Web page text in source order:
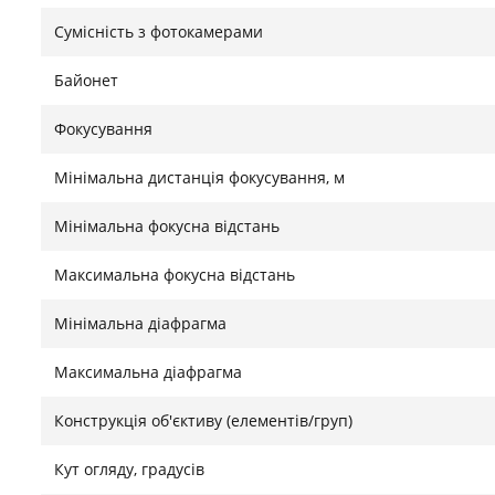
асферичні елементи, що разом мінімізують
насичене зображення з відмінною контрастністю
Надійність і зручність у кожному кадрі
Швидка максимальна діафрагма f/2.8 дозволяє з
легкий, цей об'єктив стане чудовим супутником
Сумісність з фотокамерами
Байонет
Фокусування
Мінімальна дистанція фокусування, м
Мінімальна фокусна відстань
Максимальна фокусна відстань
Мінімальна діафрагма
Максимальна діафрагма
Конструкція об'єктиву (елементів/груп)
Кут огляду, градусів